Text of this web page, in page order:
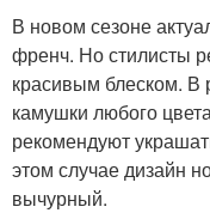
В новом сезоне
френч. Но стилисты
красивым блеском. В
камушки любого
рекомендуют
этом случае дизайн
вычурный.